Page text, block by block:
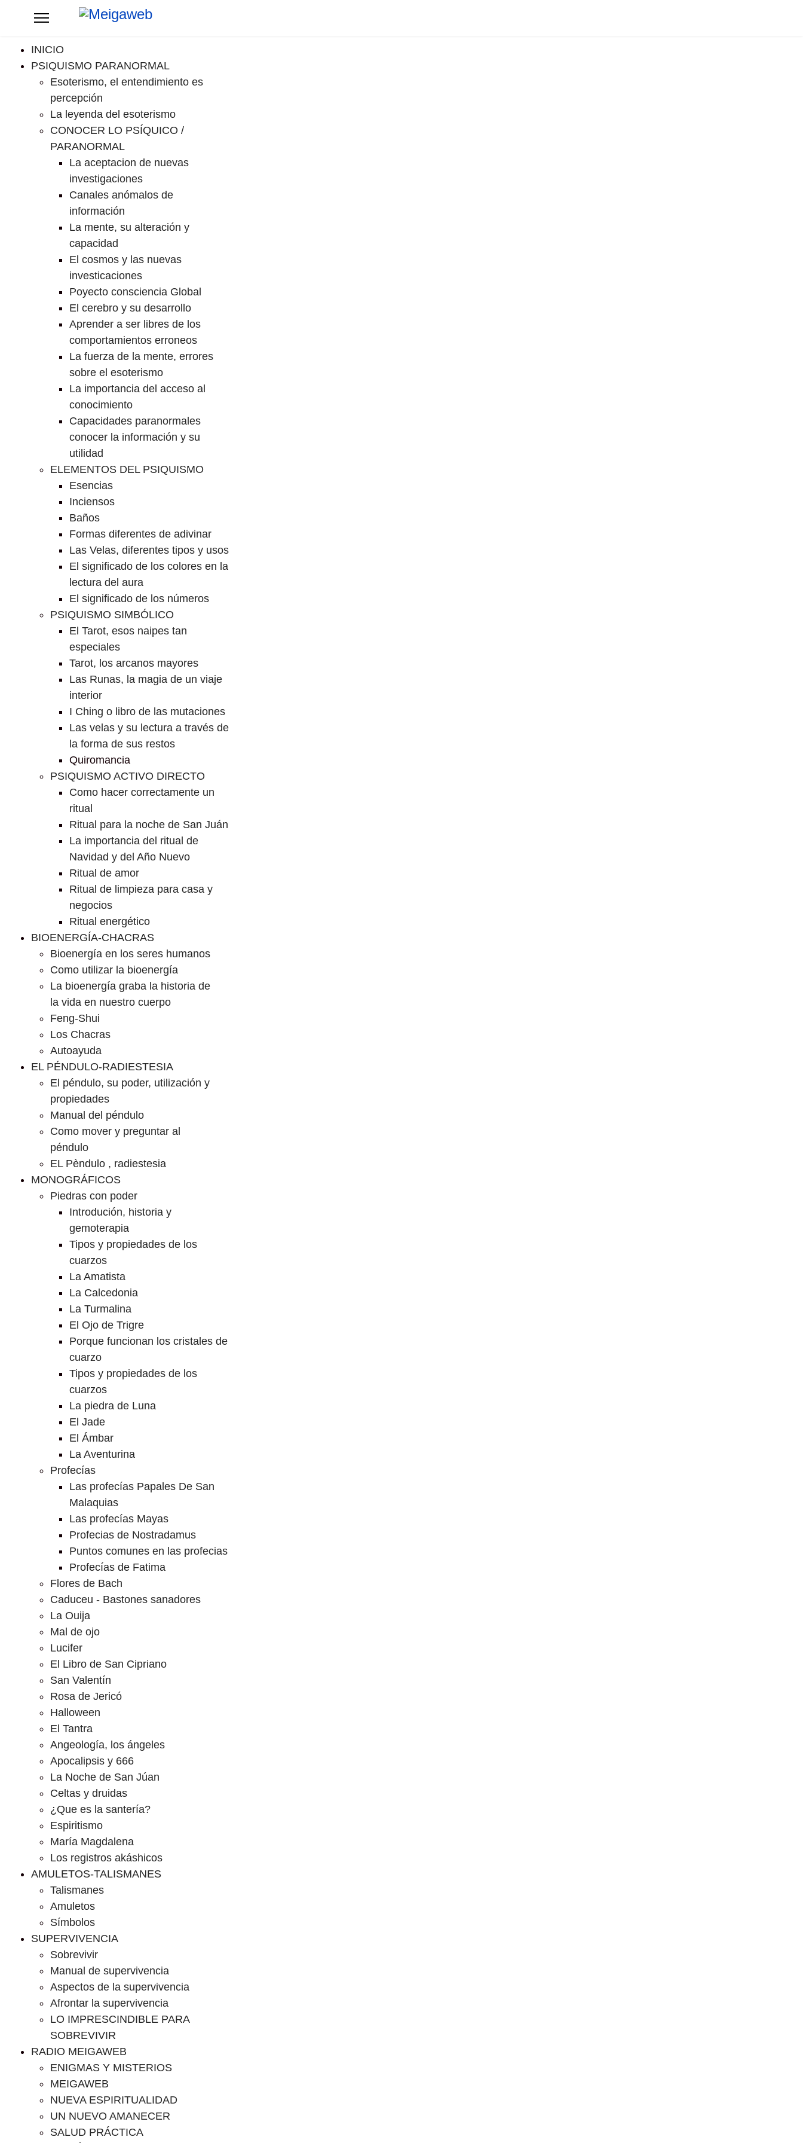
INICIO
PSIQUISMO PARANORMAL
Esoterismo, el entendimiento es
percepción
La leyenda del esoterismo
CONOCER LO PSÍQUICO /
PARANORMAL
La aceptacion de nuevas
investigaciones
Canales anómalos de
información
La mente, su alteración y
capacidad
El cosmos y las nuevas
investicaciones
Poyecto consciencia Global
El cerebro y su desarrollo
Aprender a ser libres de los
comportamientos erroneos
La fuerza de la mente, errores
sobre el esoterismo
La importancia del acceso al
conocimiento
Capacidades paranormales
conocer la información y su
utilidad
ELEMENTOS DEL PSIQUISMO
Esencias
Inciensos
Baños
Formas diferentes de adivinar
Las Velas, diferentes tipos y usos
El significado de los colores en la
lectura del aura
El significado de los números
PSIQUISMO SIMBÓLICO
El Tarot, esos naipes tan
especiales
Tarot, los arcanos mayores
Las Runas, la magia de un viaje
interior
I Ching o libro de las mutaciones
Las velas y su lectura a través de
la forma de sus restos
Quiromancia
PSIQUISMO ACTIVO DIRECTO
Como hacer correctamente un
ritual
Ritual para la noche de San Juán
La importancia del ritual de
Navidad y del Año Nuevo
Ritual de amor
Ritual de limpieza para casa y
negocios
Ritual energético
BIOENERGÍA-CHACRAS
Bioenergía en los seres humanos
Como utilizar la bioenergía
La bioenergía graba la historia de
la vida en nuestro cuerpo
Feng-Shui
Los Chacras
Autoayuda
EL PÉNDULO-RADIESTESIA
El péndulo, su poder, utilización y
propiedades
Manual del péndulo
Como mover y preguntar al
péndulo
EL Pèndulo , radiestesia
MONOGRÁFICOS
Piedras con poder
Introdución, historia y
gemoterapia
Tipos y propiedades de los
cuarzos
La Amatista
La Calcedonia
La Turmalina
El Ojo de Trigre
Porque funcionan los cristales de
cuarzo
Tipos y propiedades de los
cuarzos
La piedra de Luna
El Jade
El Ámbar
La Aventurina
Profecías
Las profecías Papales De San
Malaquias
Las profecías Mayas
Profecias de Nostradamus
Puntos comunes en las profecias
Profecías de Fatima
Flores de Bach
Caduceu - Bastones sanadores
La Ouija
Mal de ojo
Lucifer
El Libro de San Cipriano
San Valentín
Rosa de Jericó
Halloween
El Tantra
Angeología, los ángeles
Apocalipsis y 666
La Noche de San Júan
Celtas y druidas
¿Que es la santería?
Espiritismo
María Magdalena
Los registros akáshicos
AMULETOS-TALISMANES
Talismanes
Amuletos
Símbolos
SUPERVIVENCIA
Sobrevivir
Manual de supervivencia
Aspectos de la supervivencia
Afrontar la supervivencia
LO IMPRESCINDIBLE PARA
SOBREVIVIR
RADIO MEIGAWEB
ENIGMAS Y MISTERIOS
MEIGAWEB
NUEVA ESPIRITUALIDAD
UN NUEVO AMANECER
SALUD PRÁCTICA